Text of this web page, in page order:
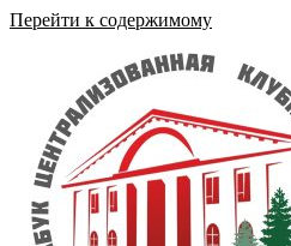
Перейти к содержимому